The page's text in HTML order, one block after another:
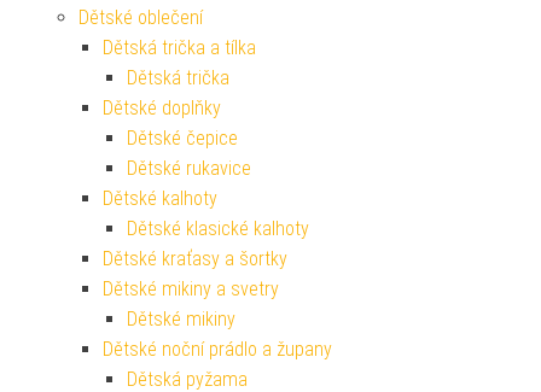
Dětské oblečení
Dětská trička a tílka
Dětská trička
Dětské doplňky
Dětské čepice
Dětské rukavice
Dětské kalhoty
Dětské klasické kalhoty
Dětské kraťasy a šortky
Dětské mikiny a svetry
Dětské mikiny
Dětské noční prádlo a župany
Dětská pyžama